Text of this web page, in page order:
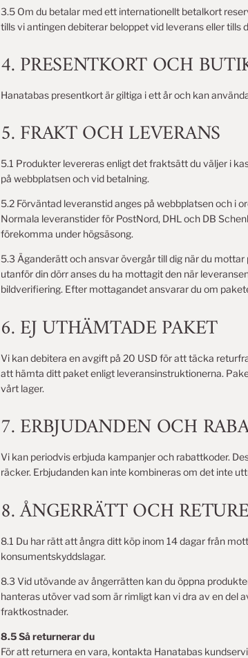
3.5 Om du betalar med ett internationellt betalkort
tills vi antingen debiterar beloppet vid leverans eller tills
4. PRESENTKORT OCH
Hanatabas presentkort är giltiga i ett år och kan
5. FRAKT OCH LEVERANS
5.1 Produkter levereras enligt det fraktsätt du väljer i
på webbplatsen och vid betalning.
5.2 Förväntad leveranstid anges på webbplatsen och i
Normala leveranstider för PostNord, DHL och DB
förekomma under högsäsong.
5.3 Äganderätt och ansvar övergår till dig när du
utanför din dörr anses du ha mottagit den när
bildverifiering. Efter mottagandet ansvarar du om
6. EJ UTHÄMTADE PAKET
Vi kan debitera en avgift på 20 USD för att täcka
att hämta ditt paket enligt leveransinstruktionerna.
vårt lager.
7. ERBJUDANDEN OCH
Vi kan periodvis erbjuda kampanjer och rabattkoder.
räcker. Erbjudanden kan inte kombineras om det inte
8. ÅNGERRÄTT OCH
8.1 Du har rätt att ångra ditt köp inom 14 dagar från
konsumentskyddslagar.
8.3 Vid utövande av ångerrätten kan du öppna
hanteras utöver vad som är rimligt kan vi dra av en del
fraktkostnader.
8.5 Så returnerar du
För att returnera en vara, kontakta Hanatabas